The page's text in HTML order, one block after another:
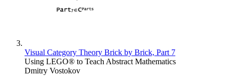
Visual Category Theory Brick by Brick, Part 7
Using LEGO® to Teach Abstract Mathematics
Dmitry Vostokov